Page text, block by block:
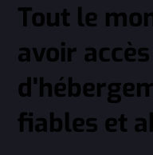
Tout le
avoir
fiables et